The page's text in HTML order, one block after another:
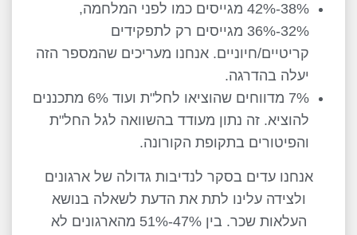
38%-42% מגייסים כמו לפני המלחמה,
32%-36% מגייסים רק לתפקידים
קריטיים/חיוניים. אנחנו מעריכים שהמספר הזה
יעלה בהדרגה.
7% מדווחים שהוציאו לחל"ת ועוד 6% מתכננים
להוציא. זה נתון מעודד בהשוואה לגל החל"ת
והפיטורים בתקופת הקורונה.
אנחנו עדים בסקר לנדיבות גדולה של ארגונים
ולצידה עלינו לתת את הדעת לשאלה בנושא
העלאות שכר. בין 47%-51% מהארגונים לא